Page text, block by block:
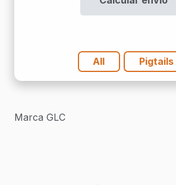
All Pigtails
Marca GLC